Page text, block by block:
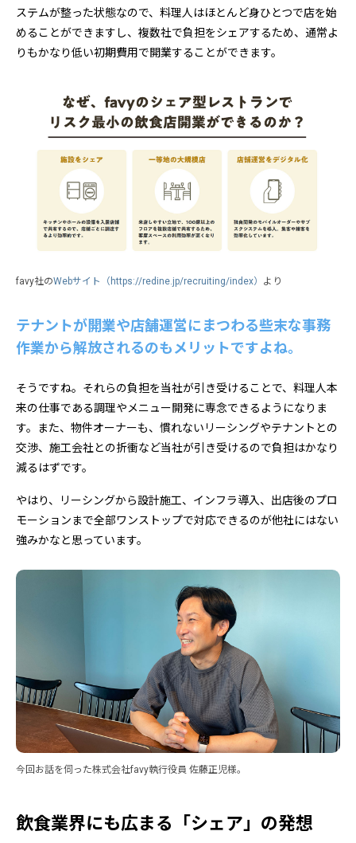
ステムが整った状態なので、料理人はほとんど身ひとつで店を始
めることができますし、複数社で負担をシェアするため、通常よ
りもかなり低い初期費用で開業することができます。
favy社のWebサイト（https://redine.jp/recruiting/index） より
テナントが開業や店舗運営にまつわる些末な事務
作業から解放されるのもメリットですよね。
そうですね。それらの負担を当社が引き受けることで、料理人本
来の仕事である調理やメニュー開発に専念できるようになりま
す。また、物件オーナーも、慣れないリーシングやテナントとの
交渉、施工会社との折衝など当社が引き受けるので負担はかなり
減るはずです。
やはり、リーシングから設計施工、インフラ導入、出店後のプロ
モーションまで全部ワンストップで対応できるのが他社にはない
強みかなと思っています。
今回お話を伺った株式会社favy執行役員 佐藤正児様。
飲食業界にも広まる「シェア」の発想